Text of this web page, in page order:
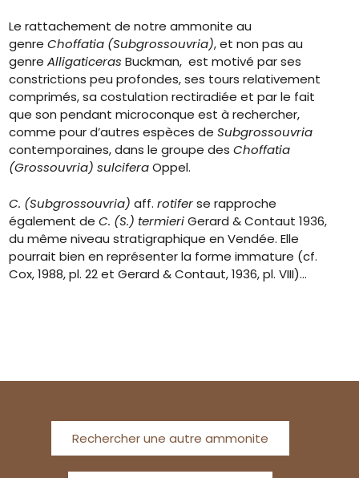
Le rattachement de notre ammonite au
genreChoffatia (Subgrossouvria), et non pas au
genreAlligaticeras Buckman, est motivé par ses
constrictions peu profondes, ses tours relativement
comprimés, sa costulation rectiradiée et par le fait
que son pendant microconque est à rechercher,
comme pour d’autres espèces deSubgrossouvria
contemporaines, dans le groupe desChoffatia
(Grossouvria) sulciferaOppel.
C. (Subgrossouvria)aff. rotiferse rapproche
également deC. (S.) termieriGerard & Contaut 1936,
du même niveau stratigraphique en Vendée. Elle
pourrait bien en représenter la forme immature (cf.
Cox, 1988, pl. 22 et Gerard & Contaut, 1936, pl. VIII)…
Rechercher une autre ammonite